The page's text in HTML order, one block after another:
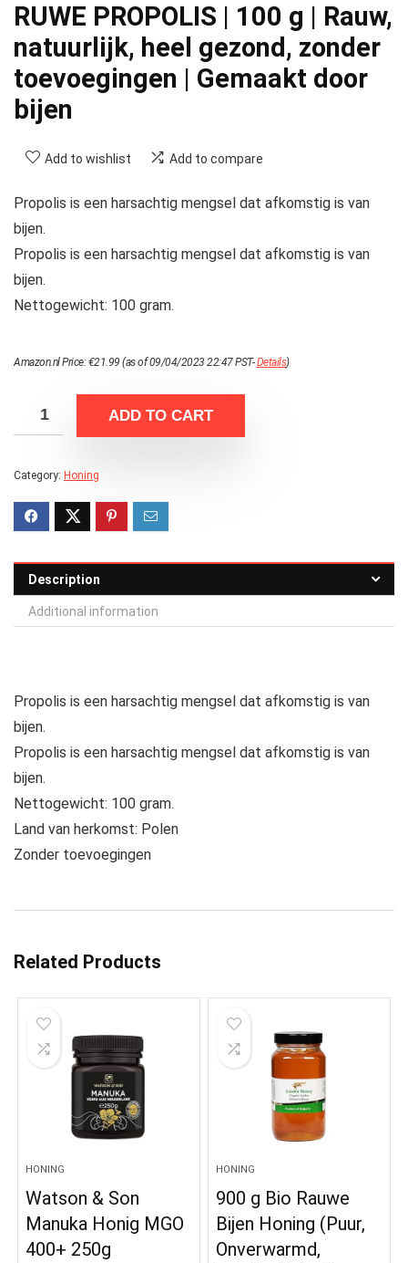
RUWE PROPOLIS | 100 g | Rauw,
natuurlijk, heel gezond, zonder
toevoegingen | Gemaakt door
bijen
Add to wishlist Add to compare
Propolis is een harsachtig mengsel dat afkomstig is van
bijen.
Propolis is een harsachtig mengsel dat afkomstig is van
bijen.
Nettogewicht: 100 gram.
Amazon.nl Price:€21.99 (as of 09/04/2023 22:47 PST-Details)
ADD TO CART
Category: Honing
Description
Additional information
Propolis is een harsachtig mengsel dat afkomstig is van
bijen.
Propolis is een harsachtig mengsel dat afkomstig is van
bijen.
Nettogewicht: 100 gram.
Land van herkomst: Polen
Zonder toevoegingen
Related Products
HONING
Watson & Son
Manuka Honig MGO
400+ 250g
HONING
900 g Bio Rauwe
Bijen Honing (Puur,
Onverwarmd,